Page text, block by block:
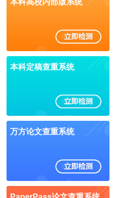
本科高校内部版系统
本科定稿查重系统
万方论文查重系统